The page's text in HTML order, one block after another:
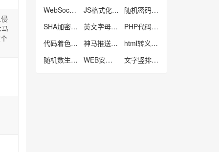
WebSocket在线测试工具
JS格式化工具
随机密码生成器
SHA加密工具
英文字母大小写转工具
PHP代码格式化工具
代码着色高亮工具
神马推送工具
html转义工具
随机数生成器
WEB安全色 文字竖排工具